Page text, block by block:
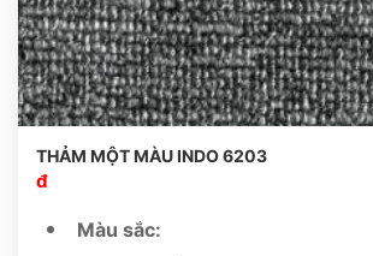
THẢM MỘT MÀU INDO 6203
đ
Màu sắc: